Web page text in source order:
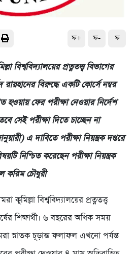
ফ+ ফ- ফ
বিশ্ববিদ্যালয়ের প্রত্নতত্ত্ব বিভাগের
বিরুদ্ধে একটি কোর্সে নম্বর
ফের পরীক্ষা নেওয়ার নির্দেশ
সেই পরীক্ষা দিতে চাচ্ছেন না
এ দাবিতে পরীক্ষা নিয়ন্ত্রক দপ্তরে
নিশ্চিত করেছেন পরীক্ষা নিয়ন্ত্রক
করিম চৌধুরী
কুমিল্লা বিশ্ববিদ্যালয়ের প্রত্নতত্ত্ব
শিক্ষার্থী। ৬ বছরের অধিক সময়
স্নাতক চূড়ান্ত ফলাফল এখনো পর্যন্ত